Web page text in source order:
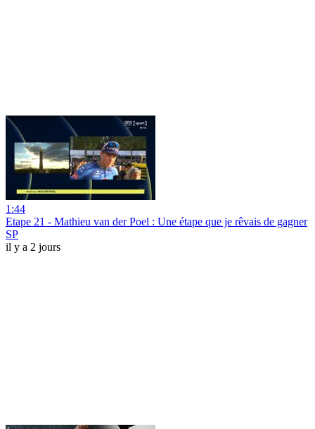
1:44
Etape 21 - Mathieu van der Poel : Une étape que je rêvais de gagner
SP
il y a 2 jours